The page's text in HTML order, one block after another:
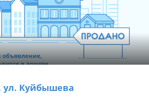
ул. Куйбышева